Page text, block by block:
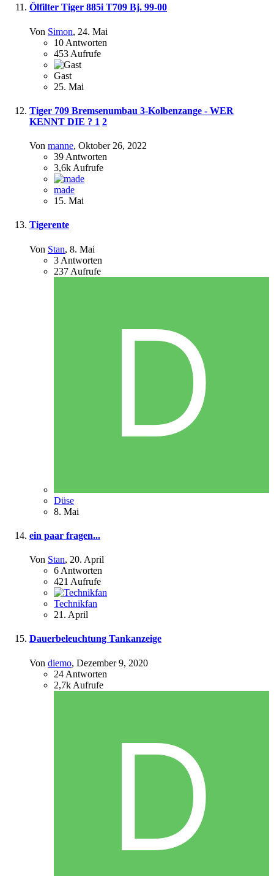
Ölfilter Tiger 885i T709 Bj. 99-00
Von Simon, 24. Mai
10 Antworten
453 Aufrufe
Gast
25. Mai
Tiger 709 Bremsenumbau 3-Kolbenzange - WER
KENNT DIE ? 1 2
Von manne, Oktober 26, 2022
39 Antworten
3,6k Aufrufe
made
15. Mai
Tigerente
Von Stan, 8. Mai
3 Antworten
237 Aufrufe
Düse
8. Mai
ein paar fragen...
Von Stan, 20. April
6 Antworten
421 Aufrufe
Technikfan
21. April
Dauerbeleuchtung Tankanzeige
Von diemo, Dezember 9, 2020
24 Antworten
2,7k Aufrufe